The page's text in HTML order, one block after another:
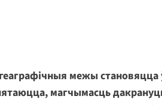
межы
магчымасць